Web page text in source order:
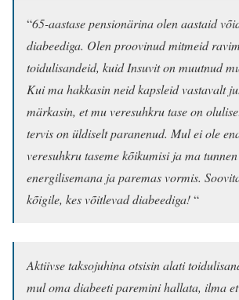
“65-aastase pensionärina olen aastaid
diabeediga. Olen proovinud mitmeid
toidulisandeid, kuid Insuvit on muutnud
Kui ma hakkasin neid kapsleid vastavalt
märkasin, et mu veresuhkru tase on
tervis on üldiselt paranenud. Mul ei ole
veresuhkru taseme kõikumisi ja ma
energilisemana ja paremas vormis.
kõigile, kes võitlevad diabeediga!“
Aktiivse taksojuhina otsisin alati
mul oma diabeeti paremini hallata, ilma et